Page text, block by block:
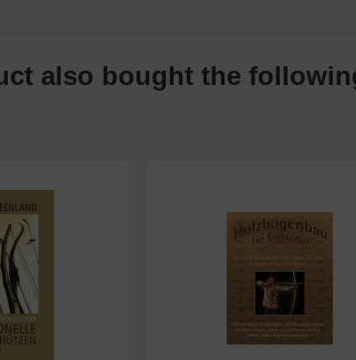
also bought the